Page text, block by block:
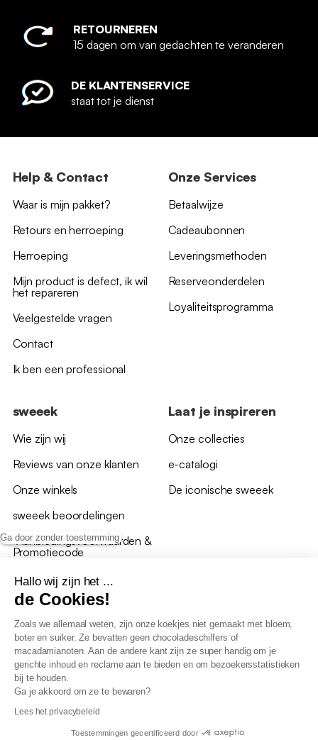
Ga door zonder toestemming
Hallo wij zijn het ...
de Cookies!
Zoals we allemaal weten, zijn onze koekjes niet gemaakt met bloem,
boter en suiker. Ze bevatten geen chocoladeschilfers of
macadamianoten. Aan de andere kant zijn ze super handig om je
gerichte inhoud en reclame aan te bieden en om bezoekersstatistieken
bij te houden.
Ga je akkoord om ze te bewaren?
Lees het privacybeleid
Toestemmingen gecertificeerd door
RETOURNEREN
15 dagen om van gedachten te veranderen
DE KLANTENSERVICE
staat tot je dienst
Help & Contact
Waar is mijn pakket?
Retours en herroeping
Herroeping
Mijn product is defect, ik wil
het repareren
Veelgestelde vragen
Contact
Ik ben een professional
Onze Services
Betaalwijze
Cadeaubonnen
Leveringsmethoden
Reserveonderdelen
Loyaliteitsprogramma
sweeek
Wie zijn wij
Reviews van onze klanten
Onze winkels
sweeek beoordelingen
*Aanbiedingsvoorwaarden &
Promotiecode
Laat je inspireren
Onze collecties
e-catalogi
De iconische sweeek
Algemene verkoopsvoorwaarden
AV loyaliteitsprogramma
Beleid persoonsgegevens
Verklaring inzake toegankelijkheid